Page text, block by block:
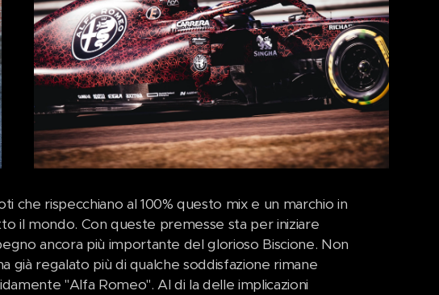
che rispecchiano al 100% questo mix e un marchio in
il mondo. Con queste premesse sta per iniziare
ancora più importante del glorioso Biscione. Non
già regalato più di qualche soddisfazione rimane
"Alfa Romeo". Al di la delle implicazioni